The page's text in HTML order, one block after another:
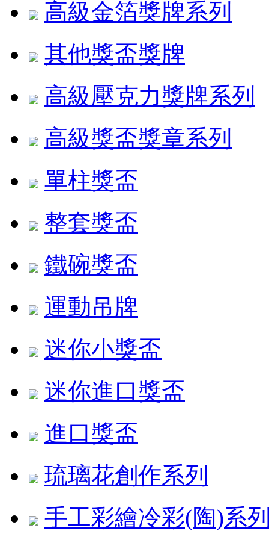
高級金箔獎牌系列
其他獎盃獎牌
高級壓克力獎牌系列
高級獎盃獎章系列
單柱獎盃
整套獎盃
鐵碗獎盃
運動吊牌
迷你小獎盃
迷你進口獎盃
進口獎盃
琉璃花創作系列
手工彩繪冷彩(陶)系